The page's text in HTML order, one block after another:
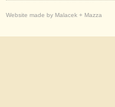
Website made by Malacek + Mazza